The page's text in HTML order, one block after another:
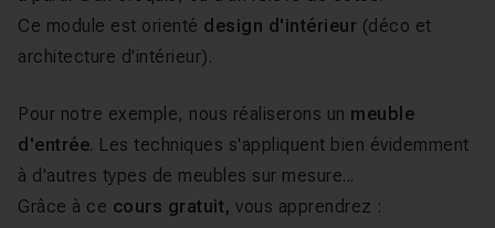
Ce module est orienté design d'intérieur (déco et
architecture d'intérieur).
Pour notre exemple, nous réaliserons un meuble
d'entrée. Les techniques s'appliquent bien évidemment
à d'autres types de meubles sur mesure...
Grâce à ce cours gratuit, vous apprendrez :